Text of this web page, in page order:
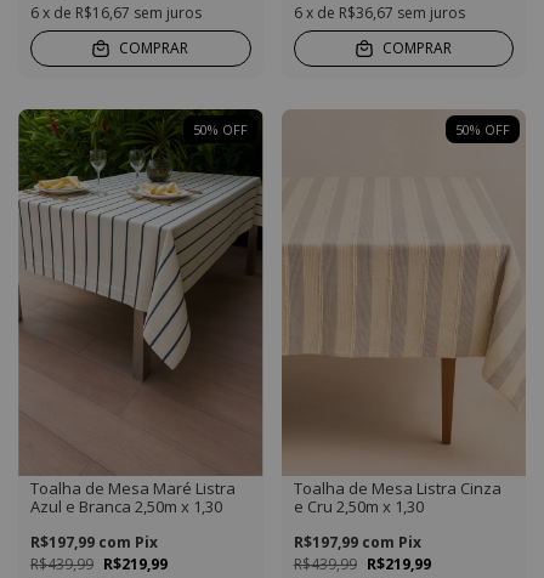
6x de R$16,67 sem juros
COMPRAR
6 x de R$36,67 sem juros
COMPRAR
50% OFF
Toalha de Mesa Maré Listra
Azul e Branca 2,50m x 1,30
R$439,99 R$219,99
R$197,99 com Pix
50% OFF
Toalha de Mesa Listra Cinza
e Cru 2,50m x 1,30
R$439,99 R$219,99
R$197,99 com Pix